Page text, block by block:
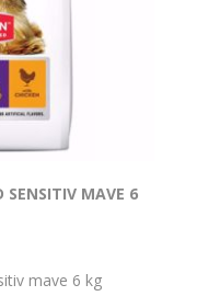
SENSITIV MAVE 6
mave 6 kg